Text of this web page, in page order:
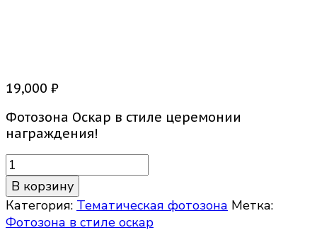
19,000 ₽
Фотозона Оскар в стиле церемонии
награждения!
Количество
товара
Фотозона
Оскар
В корзину
Категория: Тематическая фотозона Метка:
Фотозона в стиле оскар